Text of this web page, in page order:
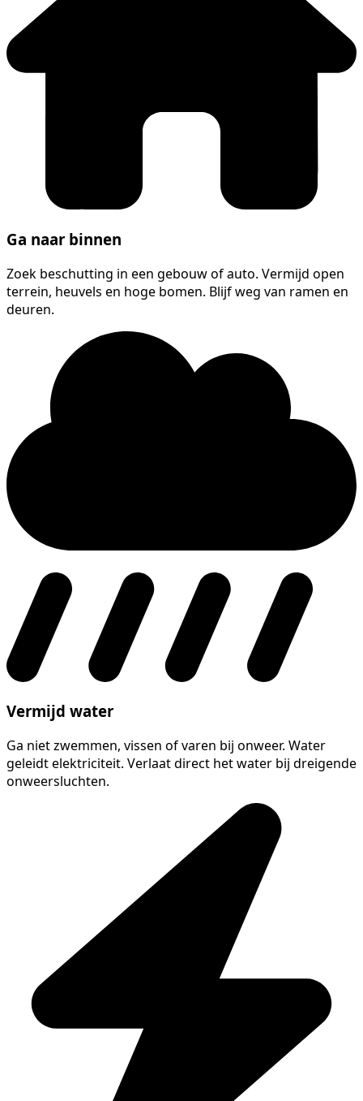
Ga naar binnen
Zoek beschutting in een gebouw of auto. Vermijd open
terrein, heuvels en hoge bomen. Blijf weg van ramen en
deuren.
Vermijd water
Ga niet zwemmen, vissen of varen bij onweer. Water
geleidt elektriciteit. Verlaat direct het water bij dreigende
onweersluchten.